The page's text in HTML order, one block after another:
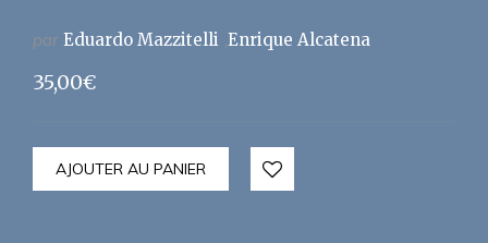
par Eduardo Mazzitelli Enrique Alcatena
35,00€
AJOUTER AU PANIER